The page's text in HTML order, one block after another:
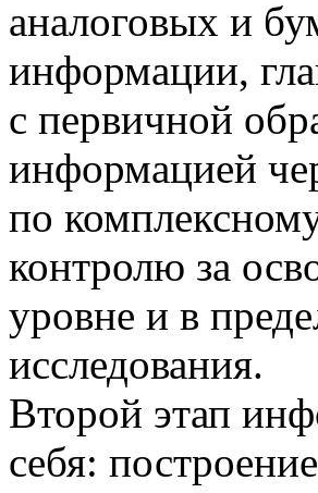
аналоговых и
информации,
с первичной
информацией
по
контролю за
уровне и в
исследования.
Второй этап
себя: